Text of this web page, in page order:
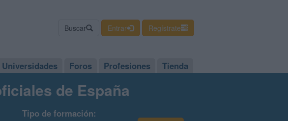
Buscar Entrar Regístrate
Universidades Foros Profesiones Tienda
de España
Tipo de formación: